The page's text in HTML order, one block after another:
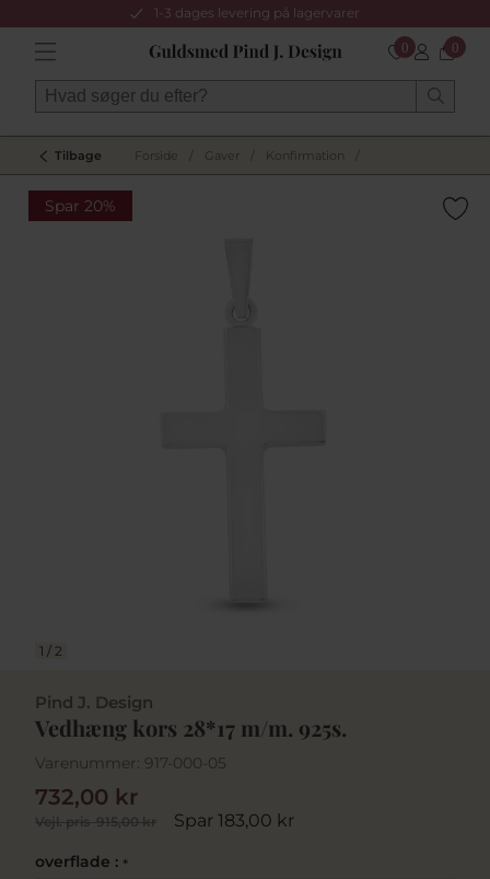
1-3 dages levering på lagervarer
0 0
Tilbage Forside Gaver Konfirmation
Spar 20%
1 / 2
Pind J. Design
Vedhæng kors 28*17 m/m. 925s.
Varenummer: 917-000-05
Vejl. pris915,00 kr Spar 183,00 kr
732,00 kr
overflade : *